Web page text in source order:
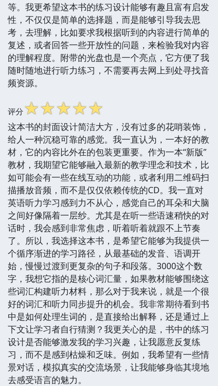
等。我更希望这本书的练习设计能够有趣且富有启发
性，不仅仅是简单的选择题，而是能够引导我去思
考，去理解，比如要求我根据听到的内容进行简单的
复述，或者回答一些开放性的问题，来检验我对内容
的理解程度。附带的光盘也是一个亮点，它方便了我
随时随地进行听力练习，不需要再去网上到处寻找音
频资源。
评分☆☆☆☆☆
这本书的封面设计简洁大方，没有过多的花哨装饰，
给人一种沉稳可靠的感觉。我一直认为，一本好的教
材，它的内容比外在的包装更重要。作为一本“新版”
教材，我期望它能够融入最新的教学理念和技术，比
如可能会有一些在线互动的功能，或者利用二维码扫
描播放音频，而不是仅仅依赖传统的CD。我一直对
英语听力学习感到力不从心，感觉自己的耳朵和大脑
之间好像隔着一层纱。尤其是在听一些语速稍快的对
话时，我会感到非常焦虑，听着听着就跟不上节奏
了。所以，我选择这本书，是希望它能够为我提供一
个循序渐进的学习路径，从最基础的发音、语调开
始，慢慢过渡到更复杂的句子和段落。3000这个数
字，我想它指的是核心词汇量，如果教材能够围绕这
些词汇构建听力材料，那么对于我来说，就是一个很
好的词汇和听力同步提升的机会。我非常期待看到书
中是如何处理生词的，是直接给出解释，还是通过上
下文让学习者自行猜测？我更关心的是，书中的练习
设计是否能够激发我的学习兴趣，让我愿意反复练
习，而不是感到枯燥和乏味。例如，我希望有一些情
景对话，模拟真实的交流场景，让我能够身临其境地
去感受语言的魅力。